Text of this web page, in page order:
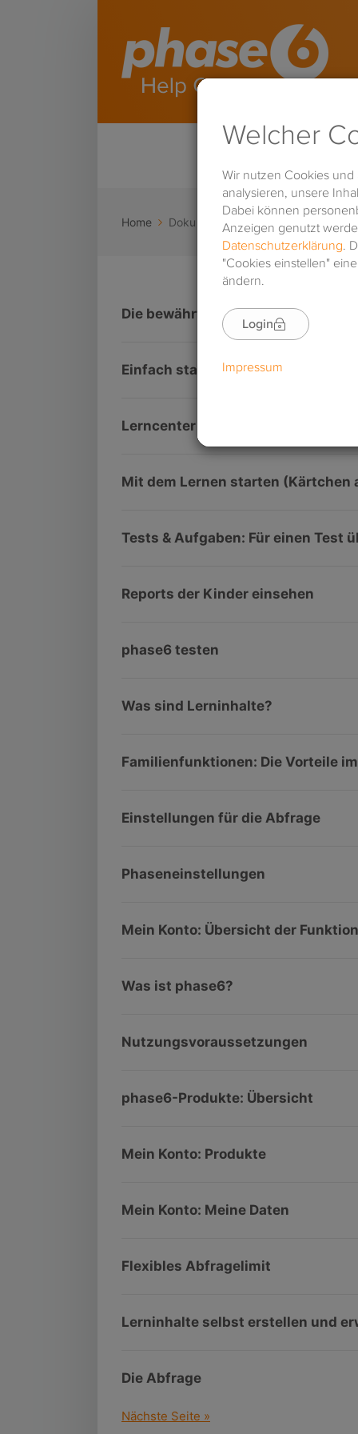
Home Doku
Die bewährte phase6-Systematik
Einfach starten: Registrieren und
Lerncenter – Details zu den
Mit dem Lernen starten (Kärtchen
Tests & Aufgaben: Für einen Test
Reports der Kinder einsehen
phase6 testen
Was sind Lerninhalte?
Familienfunktionen: Die Vorteile
Einstellungen für die Abfrage
Phaseneinstellungen
Mein Konto: Übersicht der
Was ist phase6?
Nutzungsvoraussetzungen
phase6-Produkte: Übersicht
Mein Konto: Produkte
Mein Konto: Meine Daten
Flexibles Abfragelimit
Lerninhalte selbst erstellen und
Die Abfrage
Nächste Seite »